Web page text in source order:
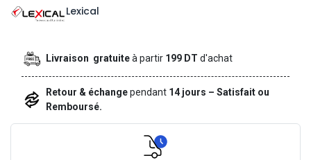
Lexical
Livraison gratuiteà partir 199 DTd'achat
Retour & échangependant 14 jours – Satisfait ou
Remboursé.